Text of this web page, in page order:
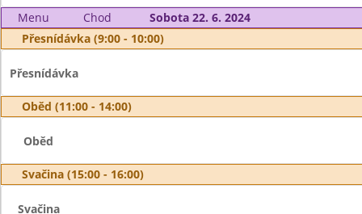
Menu
Chod
Sobota 22. 6. 2024
Přesnídávka (9:00 - 10:00)
Přesnídávka
Oběd (11:00 - 14:00)
Oběd
Svačina (15:00 - 16:00)
Svačina